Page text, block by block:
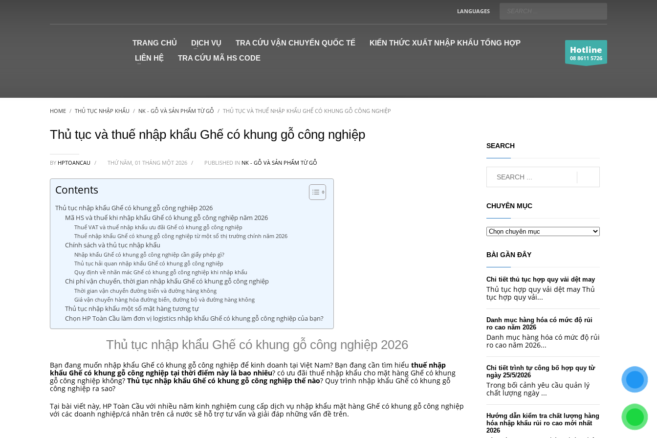
LANGUAGES
TRANG CHỦ DỊCH VỤ TRA CỨU VẬN CHUYỂN QUỐC TẾ
KIẾN THỨC XUẤT NHẬP KHẨU TỔNG HỢP
LIÊN HỆ
TRA CỨU MÃ HS CODE
Hotline
08 8611 5726
HOME THỦ TỤC NHẬP KHẨU NK - GỖ VÀ SẢN PHẨM TỪ GỖ THỦ TỤC VÀ THUẾ NHẬP KHẨU GHẾ CÓ KHUNG GỖ CÔNG NGHIỆP
Thủ tục và thuế nhập khẩu Ghế có khung gỗ công nghiệp
BY HPTOANCAU / THỨ NĂM, 01 THÁNG MỘT 2026 / PUBLISHED IN NK - GỖ VÀ SẢN PHẨM TỪ GỖ
Contents
Thủ tục nhập khẩu Ghế có khung gỗ công nghiệp 2026
Mã HS và thuế khi nhập khẩu Ghế có khung gỗ công nghiệp năm 2026
Thuế VAT và thuế nhập khẩu ưu đãi Ghế có khung gỗ công nghiệp
Thuế nhập khẩu Ghế có khung gỗ công nghiệp từ một số thị trường chính năm 2026
Chính sách và thủ tục nhập khẩu
Nhập khẩu Ghế có khung gỗ công nghiệp cần giấy phép gì?
Thủ tục hải quan nhập khẩu Ghế có khung gỗ công nghiệp
Quy định về nhãn mác Ghế có khung gỗ công nghiệp khi nhập khẩu
Chi phí vận chuyển, thời gian nhập khẩu Ghế có khung gỗ công nghiệp
Thời gian vận chuyển đường biển và đường hàng không
Giá vận chuyển hàng hóa đường biển, đường bộ và đường hàng không
Thủ tục nhập khẩu một số mặt hàng tương tự
Chọn HP Toàn Cầu làm đơn vị logistics nhập khẩu Ghế có khung gỗ công nghiệp của bạn?
Thủ tục nhập khẩu Ghế có khung gỗ công nghiệp 2026
Bạn đang muốn nhập khẩu Ghế có khung gỗ công nghiệp để kinh doanh tại Việt Nam? Bạn đang cần tìm hiểu thuế nhập
khẩu Ghế có khung gỗ công nghiệp tại thời điểm này là bao nhiêu? có ưu đãi thuế nhập khẩu cho mặt hàng Ghế có khung
gỗ công nghiệp không? Thủ tục nhập khẩu Ghế có khung gỗ công nghiệp thế nào? Quy trình nhập khẩu Ghế có khung gỗ
công nghiệp ra sao?
Tại bài viết này, HP Toàn Cầu với nhiều năm kinh nghiệm cung cấp dịch vụ nhập khẩu mặt hàng Ghế có khung gỗ công nghiệp
với các doanh nghiệp/cá nhân trên cả nước sẽ hỗ trợ tư vấn và giải đáp những vấn đề trên.
SEARCH
CHUYÊN MỤC
Chuyên
mục
BÀI GẦN ĐÂY
Chi tiết thủ tục hợp quy vải dệt may
Thủ tục hợp quy vải dệt may Thủ
tục hợp quy vải...
Danh mục hàng hóa có mức độ rủi ro
cao năm 2026
Danh mục hàng hóa có mức độ rủi
ro cao năm 2026...
Chi tiết trình tự công bố hợp quy từ
ngày 25/5/2026
Trong bối cảnh yêu cầu quản lý
chất lượng ngày ...
Hướng dẫn kiểm tra chất lượng hàng
hóa nhập khẩu rủi ro cao mới nhất
2026